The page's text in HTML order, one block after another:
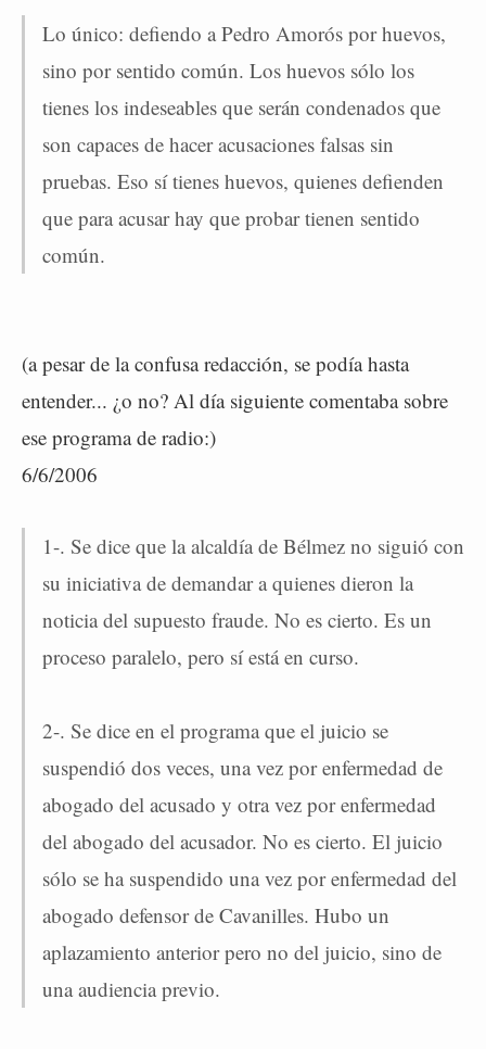
Lo único: defiendo a Pedro Amorós por huevos,
sino por sentido común. Los huevos sólo los
tienes los indeseables ­que serán condenados­ que
son capaces de hacer acusaciones falsas sin
pruebas. Eso sí tienes huevos, quienes defienden
que para acusar hay que probar tienen sentido
común.
(a pesar de la confusa redacción, se podía hasta
entender... ¿o no? Al día siguiente comentaba sobre
ese programa de radio:)
6/6/2006
1-. Se dice que la alcaldía de Bélmez no siguió con
su iniciativa de demandar a quienes dieron la
noticia del supuesto fraude. No es cierto. Es un
proceso paralelo, pero sí está en curso.
2-. Se dice en el programa que el juicio se
suspendió dos veces, una vez por enfermedad de
abogado del acusado y otra vez por enfermedad
del abogado del acusador. No es cierto. El juicio
sólo se ha suspendido una vez por enfermedad del
abogado defensor de Cavanilles. Hubo un
aplazamiento anterior pero no del juicio, sino de
una audiencia previo.